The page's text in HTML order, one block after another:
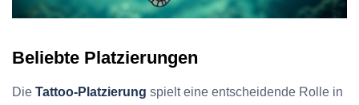
Beliebte Platzierungen
Die Tattoo-Platzierung spielt eine entscheidende Rolle in